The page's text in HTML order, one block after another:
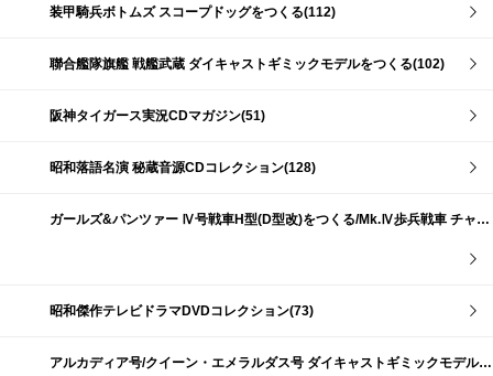
装甲騎兵ボトムズ スコープドッグをつくる(112)
聯合艦隊旗艦 戦艦武蔵 ダイキャストギミックモデルをつくる(102)
阪神タイガース実況CDマガジン(51)
昭和落語名演 秘蔵音源CDコレクション(128)
ガールズ&パンツァー Ⅳ号戦車H型(D型改)をつくる/Mk.Ⅳ歩兵戦車 チャーチルMk.Ⅶをつくる(191)
昭和傑作テレビドラマDVDコレクション(73)
アルカディア号/クイーン・エメラルダス号 ダイキャストギミックモデルをつくる(159)